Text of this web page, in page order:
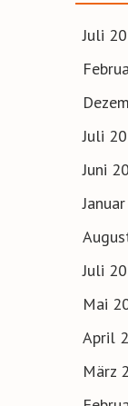
Juli
Juli
Juni
Juli
Mai
April
März